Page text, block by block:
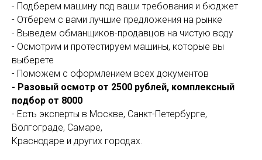
- Подберем машину под ваши требования и бюджет
- Отберем с вами лучшие предложения на рынке
- Выведем обманщиков-продавцов на чистую воду
- Осмотрим и протестируем машины, которые вы
выберете
- Поможем с оформлением всех документов
- Разовый осмотр от 2500 рублей, комплексный
подбор от 8000
- Есть эксперты в Москве, Санкт-Петербурге,
Волгограде, Самаре,
Краснодаре и других городах.